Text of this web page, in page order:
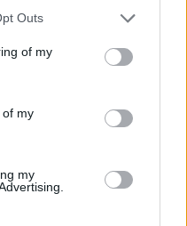
one or more Google
You may click to
its third-party tags to
in below Google
Outs
of my
of my
my